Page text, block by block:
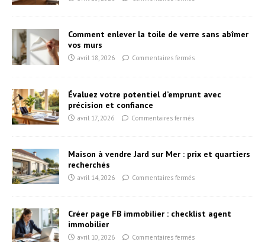
Comment enlever la toile de verre sans abîmer
vos murs
avril 18, 2026 Commentaires fermés
Évaluez votre potentiel d’emprunt avec
précision et confiance
avril 17, 2026 Commentaires fermés
Maison à vendre Jard sur Mer : prix et quartiers
recherchés
avril 14, 2026 Commentaires fermés
Créer page FB immobilier : checklist agent
immobilier
avril 10, 2026 Commentaires fermés